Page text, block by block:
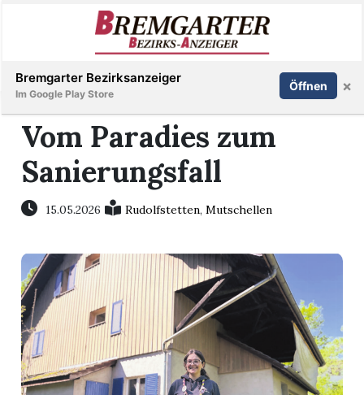
Immobilien
Veranstaltungen
Stellen
E-
Paper
Newsletter
Inserieren Abonnieren Anmelden
Vom Paradies zum
Sanierungsfall
15.05.2026 Rudolfstetten,Mutschellen
Bremgarter Bezirksanzeiger
Im Google Play Store
Öffnen ×